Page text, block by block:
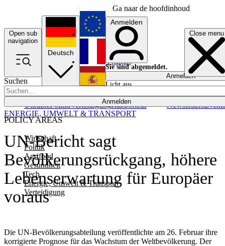
Ga naar de hoofdinhoud
Open sub
navigation
Close menu
Suchen
Anmelden
POLICY AREAS
Wirtschaft
Politik
Agrifood
Gesundheit
Tech
Energie, Umwelt & Transport
Verteidigung
UkrainePolitikVerteidigungRapporteur NewslettersEvents
Deutsch
English
Français
Anmelden
Sie sind abgemeldet.
Anmelden
Licht aus
UN-Bericht sagt
Bevölkerungsrückgang, höhere
Lebenserwartung für Europäer
voraus
Die UN-Bevölkerungsabteilung veröffentlichte am 26. Februar ihre
korrigierte Prognose für das Wachstum der Weltbevölkerung. Der
ENERGIE, UMWELT & TRANSPORT